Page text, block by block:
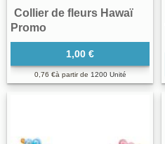
Collier de fleurs Hawaï
Promo
1,00 €
0,76 €à partir de 1200 Unité